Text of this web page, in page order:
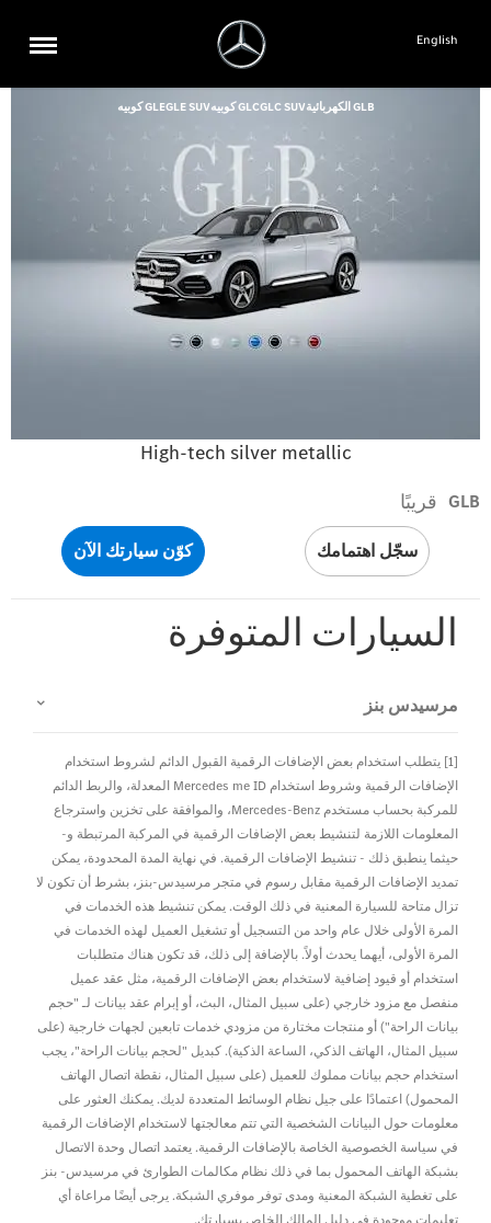
English
High-tech silver metallic
GLB الكهربائية GLC SUVGLC كوبيه GLE SUVGLE كوبيه
GLB قريبًا
سجّل اهتمامك كوّن سيارتك الآن
السيارات المتوفرة
مرسيدس بنز
[1] يتطلب استخدام بعض الإضافات الرقمية القبول الدائم لشروط استخدام
الإضافات الرقمية وشروط استخدام Mercedes me ID المعدلة، والربط الدائم
للمركبة بحساب مستخدم Mercedes-Benz، والموافقة على تخزين واسترجاع
المعلومات اللازمة لتنشيط بعض الإضافات الرقمية في المركبة المرتبطة و-
حيثما ينطبق ذلك - تنشيط الإضافات الرقمية. في نهاية المدة المحدودة، يمكن
تمديد الإضافات الرقمية مقابل رسوم في متجر مرسيدس-بنز، بشرط أن تكون لا
تزال متاحة للسيارة المعنية في ذلك الوقت. يمكن تنشيط هذه الخدمات في
المرة الأولى خلال عام واحد من التسجيل أو تشغيل العميل لهذه الخدمات في
المرة الأولى، أيهما يحدث أولاً. بالإضافة إلى ذلك، قد تكون هناك متطلبات
استخدام أو قيود إضافية لاستخدام بعض الإضافات الرقمية، مثل عقد عميل
منفصل مع مزود خارجي (على سبيل المثال، البث، أو إبرام عقد بيانات لـ "حجم
بيانات الراحة") أو منتجات مختارة من مزودي خدمات تابعين لجهات خارجية (على
سبيل المثال، الهاتف الذكي، الساعة الذكية). كبديل "لحجم بيانات الراحة"، يجب
استخدام حجم بيانات مملوك للعميل (على سبيل المثال، نقطة اتصال الهاتف
المحمول) اعتمادًا على جيل نظام الوسائط المتعددة لديك. يمكنك العثور على
معلومات حول البيانات الشخصية التي تتم معالجتها لاستخدام الإضافات الرقمية
في سياسة الخصوصية الخاصة بالإضافات الرقمية. يعتمد اتصال وحدة الاتصال
بشبكة الهاتف المحمول بما في ذلك نظام مكالمات الطوارئ في مرسيدس- بنز
على تغطية الشبكة المعنية ومدى توفر موفري الشبكة. يرجى أيضًا مراعاة أي